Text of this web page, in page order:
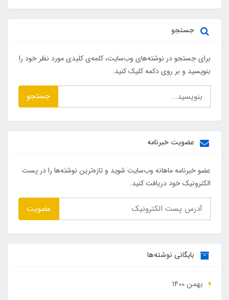
جستجو
برای جستجو در نوشته‌های وب‌سایت، کلمه‌ی کلیدی مورد نظر خود را
بنویسید و بر روی دکمه کلیک کنید.
جستجو
عضویت خبرنامه
عضو خبرنامه ماهانه وب‌سایت شوید و تازه‌ترین نوشته‌ها را در پست
الکترونیک خود دریافت کنید.
عضویت
بایگانی نوشته‌ها
بهمن 1400